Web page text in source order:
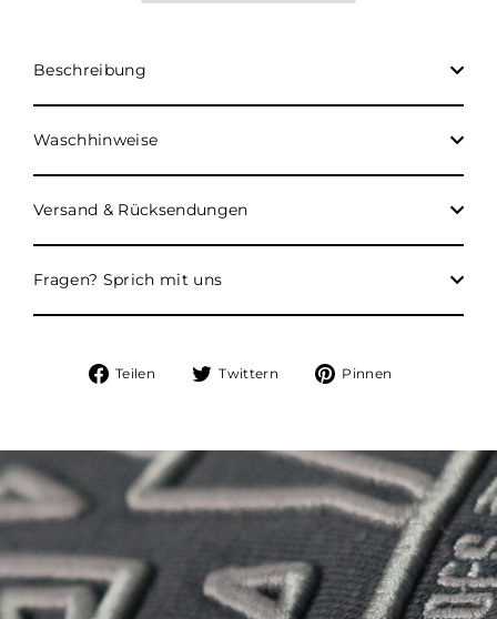
Beschreibung
Waschhinweise
Versand & Rücksendungen
Fragen? Sprich mit uns
Teilen
Auf
Twittern
Auf
Pinnen